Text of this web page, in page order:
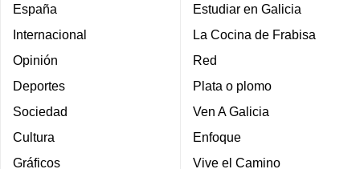
España
Internacional
Opinión
Deportes
Sociedad
Cultura
Gráficos
Estudiar en Galicia
La Cocina de Frabisa
Red
Plata o plomo
Ven A Galicia
Enfoque
Vive el Camino